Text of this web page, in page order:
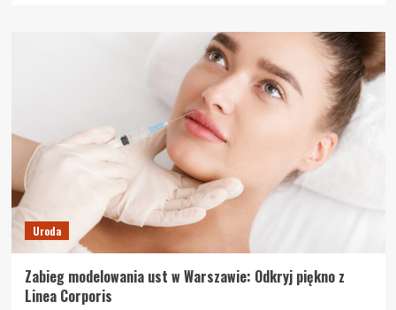
witalności
w
świecie
przeciążenia
Uroda
Zabieg modelowania ust w Warszawie: Odkryj piękno z
Linea Corporis